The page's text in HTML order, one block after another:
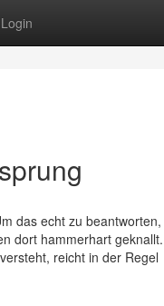
Login
das echt zu
dort hammerhart
reicht in der Regel